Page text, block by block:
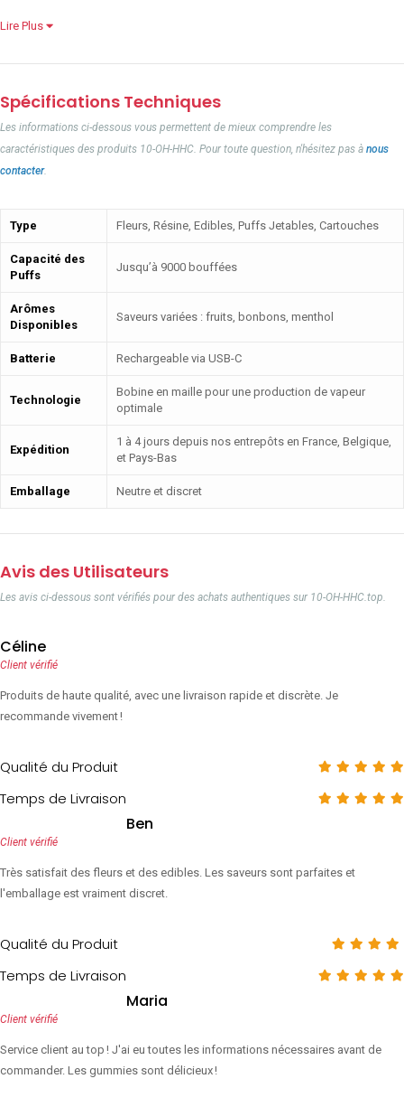
Lire Plus
Spécifications Techniques
Les informations ci-dessous vous permettent de mieux comprendre les
caractéristiques des produits 10-OH-HHC. Pour toute question, n'hésitez pas à nous
contacter.
Type Fleurs, Résine, Edibles, Puffs Jetables, Cartouches
Capacité des
Puffs
Jusqu’à 9000 bouffées
Arômes
Disponibles
Saveurs variées : fruits, bonbons, menthol
Batterie Rechargeable via USB-C
Technologie
Bobine en maille pour une production de vapeur
optimale
Expédition
1 à 4 jours depuis nos entrepôts en France, Belgique,
et Pays-Bas
Emballage Neutre et discret
Avis des Utilisateurs
Les avis ci-dessous sont vérifiés pour des achats authentiques sur 10-OH-HHC.top.
Céline
Client vérifié
Produits de haute qualité, avec une livraison rapide et discrète. Je
recommande vivement !
Qualité du Produit
Temps de Livraison
Ben
Client vérifié
Très satisfait des fleurs et des edibles. Les saveurs sont parfaites et
l'emballage est vraiment discret.
Qualité du Produit
Temps de Livraison
Maria
Client vérifié
Service client au top ! J'ai eu toutes les informations nécessaires avant de
commander. Les gummies sont délicieux !